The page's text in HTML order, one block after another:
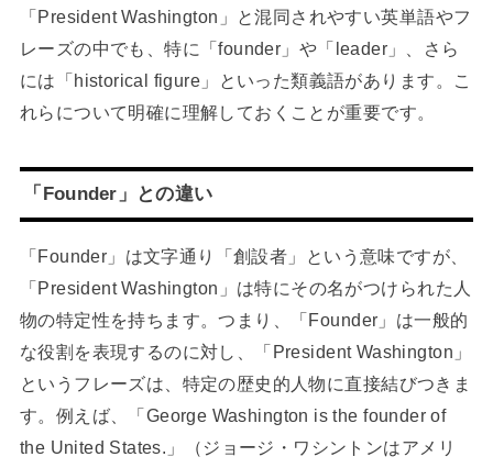
「President Washington」と混同されやすい英単語やフ
レーズの中でも、特に「founder」や「leader」、さら
には「historical figure」といった類義語があります。こ
れらについて明確に理解しておくことが重要です。
「Founder」との違い
「Founder」は文字通り「創設者」という意味ですが、
「President Washington」は特にその名がつけられた人
物の特定性を持ちます。つまり、「Founder」は一般的
な役割を表現するのに対し、「President Washington」
というフレーズは、特定の歴史的人物に直接結びつきま
す。例えば、「George Washington is the founder of
the United States.」（ジョージ・ワシントンはアメリ